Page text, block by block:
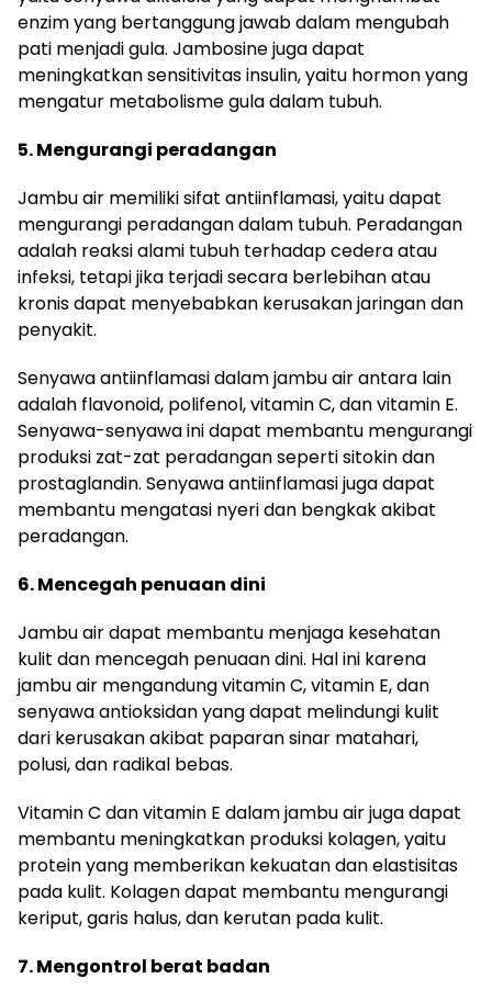
enzim yang bertanggung jawab dalam mengubah
pati menjadi gula. Jambosine juga dapat
meningkatkan sensitivitas insulin, yaitu hormon yang
mengatur metabolisme gula dalam tubuh.
5. Mengurangi peradangan
Jambu air memiliki sifat antiinflamasi, yaitu dapat
mengurangi peradangan dalam tubuh. Peradangan
adalah reaksi alami tubuh terhadap cedera atau
infeksi, tetapi jika terjadi secara berlebihan atau
kronis dapat menyebabkan kerusakan jaringan dan
penyakit.
Senyawa antiinflamasi dalam jambu air antara lain
adalah flavonoid, polifenol, vitamin C, dan vitamin E.
Senyawa-senyawa ini dapat membantu mengurangi
produksi zat-zat peradangan seperti sitokin dan
prostaglandin. Senyawa antiinflamasi juga dapat
membantu mengatasi nyeri dan bengkak akibat
peradangan.
6. Mencegah penuaan dini
Jambu air dapat membantu menjaga kesehatan
kulit dan mencegah penuaan dini. Hal ini karena
jambu air mengandung vitamin C, vitamin E, dan
senyawa antioksidan yang dapat melindungi kulit
dari kerusakan akibat paparan sinar matahari,
polusi, dan radikal bebas.
Vitamin C dan vitamin E dalam jambu air juga dapat
membantu meningkatkan produksi kolagen, yaitu
protein yang memberikan kekuatan dan elastisitas
pada kulit. Kolagen dapat membantu mengurangi
keriput, garis halus, dan kerutan pada kulit.
7. Mengontrol berat badan